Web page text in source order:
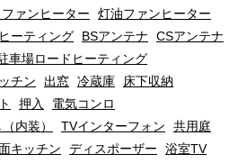
ァンヒーター
灯油ファンヒーター
ーティング BSアンテナ
CSアンテナ
車場ロードヒーティング
チン 出窓 冷蔵庫
床下収納
押入
電気コンロ
内装）
TVインターフォン
共用庭
キッチン ディスポーザー
浴室TV